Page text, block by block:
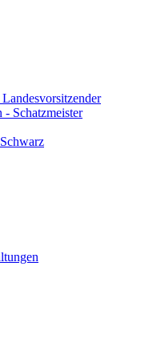
Schatzmeister